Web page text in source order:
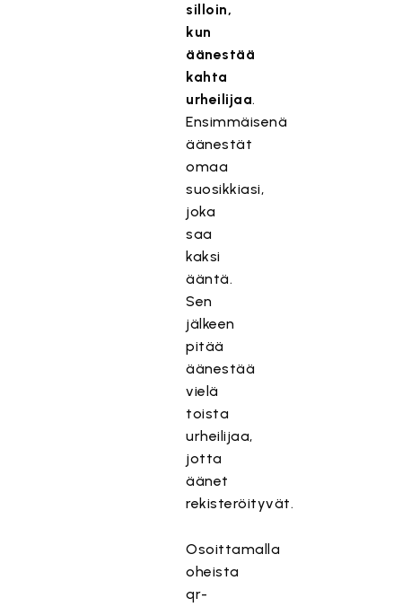
silloin,
kun
äänestää
kahta
urheilijaa.
Ensimmäisenä
äänestät
omaa
suosikkiasi,
joka
saa
kaksi
ääntä.
Sen
jälkeen
pitää
äänestää
vielä
toista
urheilijaa,
jotta
äänet
rekisteröityvät.
Osoittamalla
oheista
qr-